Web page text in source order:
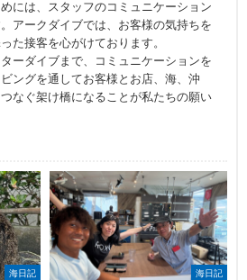
には、スタッフのコミュニケーション
アークダイブでは、お客様の気持ちを
た接客を心がけております。
ーダイブまで、コミュニケーションを
ングを通してお客様とお店、海、沖
なぐ架け橋になることが私たちの願い
海日記 海日記